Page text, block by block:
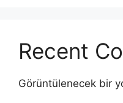
Recent
Görüntülenecek bir